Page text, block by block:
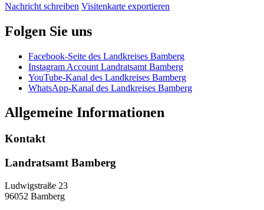
Nachricht schreiben Visitenkarte exportieren
Folgen Sie uns
Facebook-Seite des Landkreises Bamberg
Instagram Account Landratsamt Bamberg
YouTube-Kanal des Landkreises Bamberg
WhatsApp-Kanal des Landkreises Bamberg
Allgemeine Informationen
Kontakt
Landratsamt Bamberg
Ludwigstraße 23
96052 Bamberg